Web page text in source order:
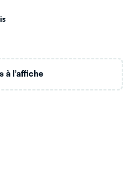
à l’affiche